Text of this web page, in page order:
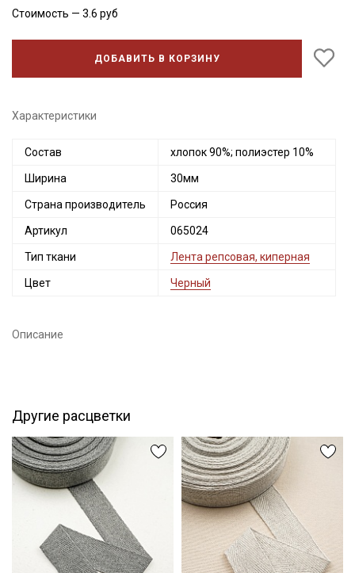
Стоимость — 3.6 руб
ДОБАВИТЬ В КОРЗИНУ
Характеристики
Состав хлопок 90%; полиэстер 10%
Ширина 30мм
Страна производитель Россия
Артикул 065024
Тип ткани Лента репсовая, киперная
Цвет Черный
Описание
Другие расцветки
Секретная рассылка от Купава
промокоды и скидки до 30% на узкие
Подписаться
Ознакомлен(а) с Политикой обработки персональных
данныхи даюСогласие на обработку персональных
данных